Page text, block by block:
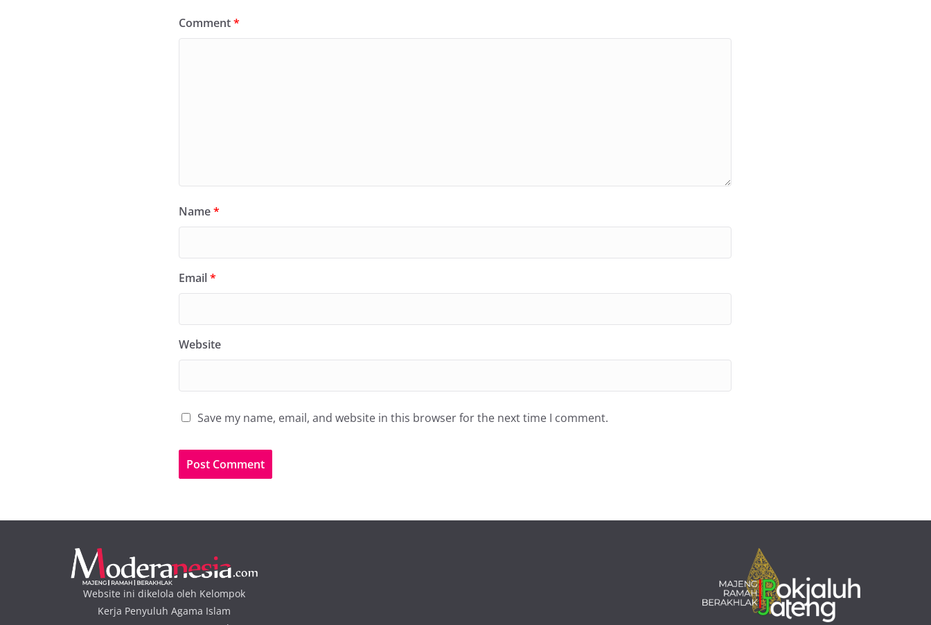
Comment*
Name*
Email*
Website
Save my name, email, and website in this browser for the next time I comment.
Website ini dikelola oleh Kelompok
Kerja Penyuluh Agama Islam